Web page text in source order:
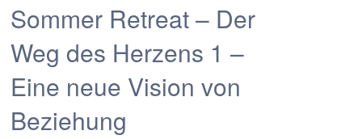
Sommer Retreat – Der
Weg des Herzens 1 –
Eine neue Vision von
Beziehung